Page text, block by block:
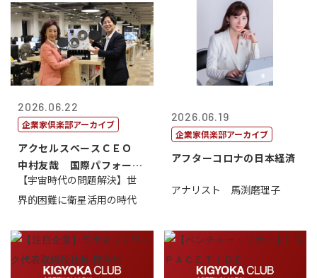
2026.06.22
企業家倶楽部アーカイブ
アクセルスペースＣＥＯ
中村友哉 国際パフォーマ
ンス研究所代...
【宇宙時代の問題解決】世
界的困難に衛星活用の時代
2026.06.19
企業家倶楽部アーカイブ
アフターコロナの日本経済
アナリスト 馬渕磨理子